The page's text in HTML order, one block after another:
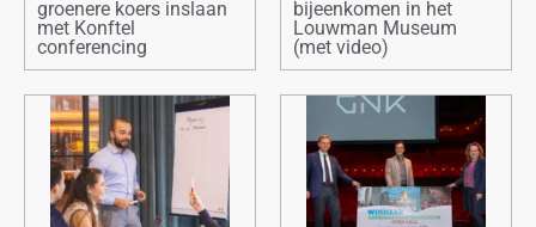
groenere koers inslaan
met Konftel
conferencing
bijeenkomen in het
Louwman Museum
(met video)